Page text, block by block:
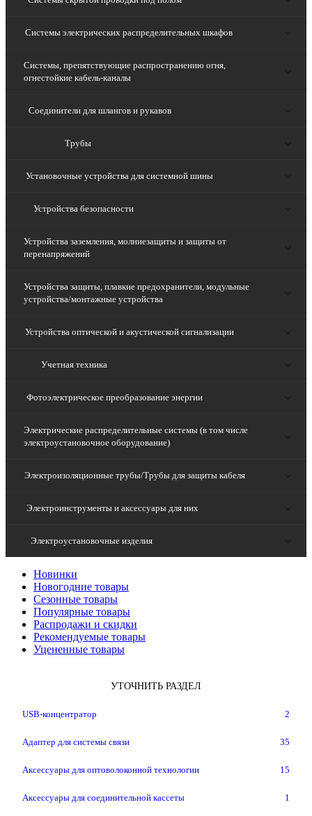
Системы электрических распределительных шкафов
Системы, препятствующие распространению огня,
огнестойкие кабель-каналы
Соединители для шлангов и рукавов
Трубы
Установочные устройства для системной шины
Устройства безопасности
Устройства заземления, молниезащиты и защиты от
перенапряжений
Устройства защиты, плавкие предохранители, модульные
устройства/монтажные устройства
Устройства оптической и акустической сигнализации
Учетная техника
Фотоэлектрическое преобразование энергии
Электрические распределительные системы (в том числе
электроустановочное оборудование)
Электроизоляционные трубы/Трубы для защиты кабеля
Электроинструменты и аксессуары для них
Электроустановочные изделия
Новинки
Новогодние товары
Сезонные товары
Популярные товары
Распродажи и скидки
Рекомендуемые товары
Уцененные товары
УТОЧНИТЬ РАЗДЕЛ
USB-концентратор 2
Адаптер для системы связи 35
Аксессуары для оптоволоконной технологии 15
Аксессуары для соединительной кассеты 1